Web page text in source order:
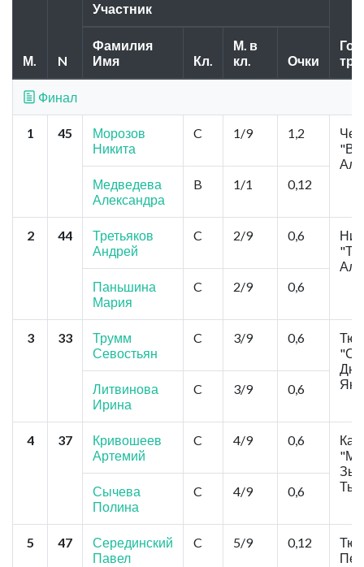
М. N
Участник
Фамилия
Имя
Кл.
М. в
кл.
Очки
Финал
1 45
Морозов
Никита
C 1/9 1,2
Медведева
Александра
B 1/1 0,12
2 44
Третьяков
Андрей
C 2/9 0,6
Паньшина
Мария
C 2/9 0,6
3 33
Трумм
Севостьян
C 3/9 0,6
Литвинова
Ирина
C 3/9 0,6
4 37
Кривошеев
Артемий
C 4/9 0,6
Сычева
Полина
C 4/9 0,6
5 47
Серединский
Павел
C 5/9 0,12